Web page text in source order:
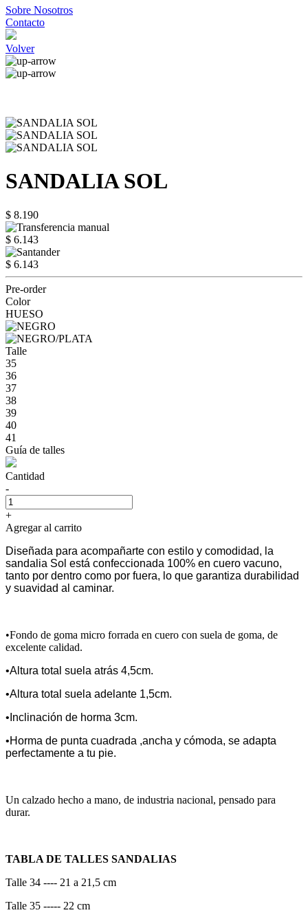
Sobre Nosotros
Contacto
Volver
SANDALIA SOL
$ 8.190
$ 6.143
$ 6.143
Pre-order
Color
HUESO
Talle
35
36
37
38
39
40
41
Guía de talles
Cantidad
-
+
Agregar al carrito
Diseñada para acompañarte con estilo y comodidad, la
sandalia Sol está confeccionada 100% en cuero vacuno,
tanto por dentro como por fuera, lo que garantiza durabilidad
y suavidad al caminar.
•Fondo de goma micro forrada en cuero con suela de goma, de
excelente calidad.
•Altura total suela atrás 4,5cm.
•Altura total suela adelante 1,5cm.
•Inclinación de horma 3cm.
•Horma de punta cuadrada ,ancha y cómoda, se adapta
perfectamente a tu pie.
Un calzado hecho a mano, de industria nacional, pensado para
durar.
TABLA DE TALLES SANDALIAS
Talle 34 ---- 21 a 21,5 cm
Talle 35 ----- 22 cm